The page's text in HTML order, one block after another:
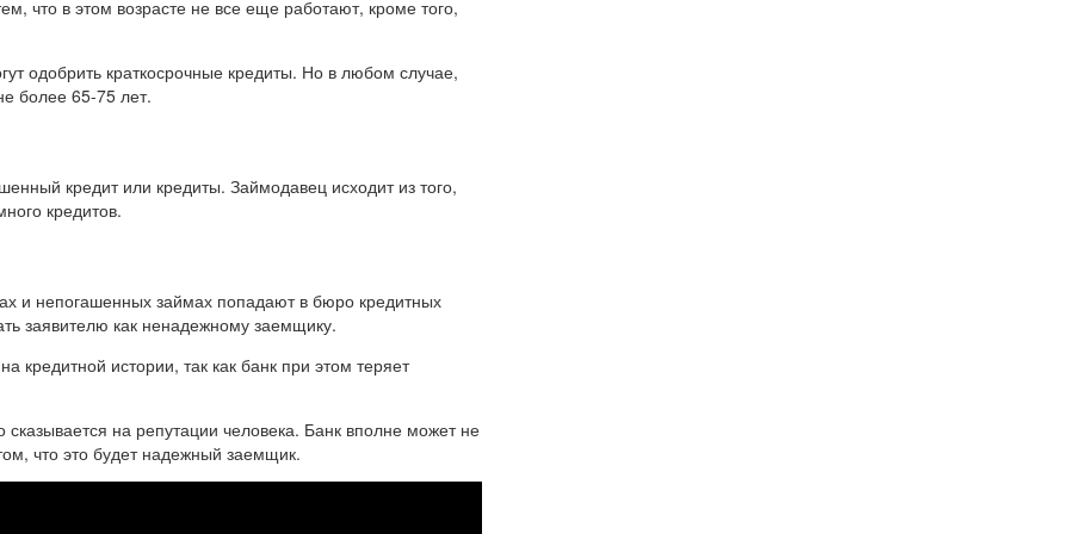
что в этом возрасте не все еще работают, кроме того,
одобрить краткосрочные кредиты. Но в любом случае,
более 65-75 лет.
кредит или кредиты. Займодавец исходит из того,
кредитов.
и непогашенных займах попадают в бюро кредитных
заявителю как ненадежному заемщику.
кредитной истории, так как банк при этом теряет
сказывается на репутации человека. Банк вполне может не
что это будет надежный заемщик.